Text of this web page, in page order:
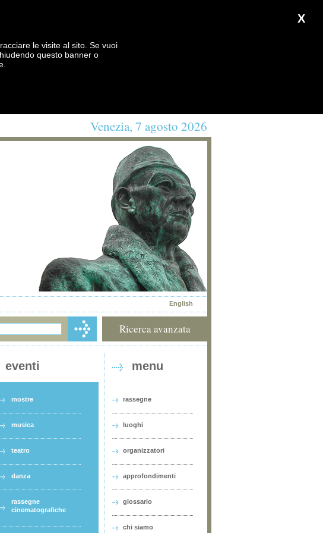
X
le visite al sito. Se vuoi
questo banner o
Venezia, 7 agosto 2026
English
Ricerca avanzata
eventi
mostre
musica
teatro
danza
rassegne
cinematografiche
menu
rassegne
luoghi
organizzatori
approfondimenti
glossario
chi siamo